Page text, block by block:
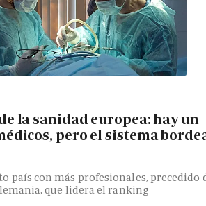
la sanidad europea: hay un
pero el sistema
país con más profesionales, precedido
que lidera el ranking